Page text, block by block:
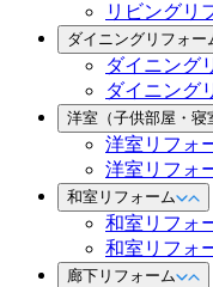
リビングリ
ダイニングリフォー
ダイニング
ダイニング
洋室（子供部屋・寝
洋室リフォ
洋室リフォ
和室リフォーム
和室リフォ
和室リフォ
廊下リフォーム